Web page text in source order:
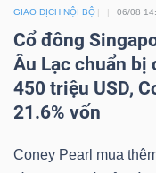
GIAO DỊCH NỘI BỘ 06/08
Cổ đông
Âu Lạc chuẩn bị
450 triệu USD,
21.6% vốn
Coney Pearl mua
tác
giả
(-)
Báo
cáo